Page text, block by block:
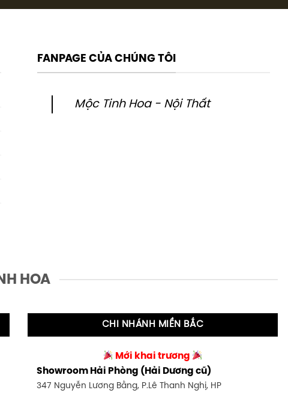
FANPAGE CỦA CHÚNG TÔI
Mộc Tinh Hoa - Nội Thất
HOA
CHI NHÁNH MIỀN BẮC
Mới khai trương
Showroom Hải Phòng (Hải Dương cũ)
347 Nguyễn Lương Bằng, P.Lê Thanh Nghị, HP